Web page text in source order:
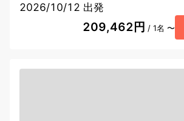
2026/10/12 出発
209,462円 / 1名 〜